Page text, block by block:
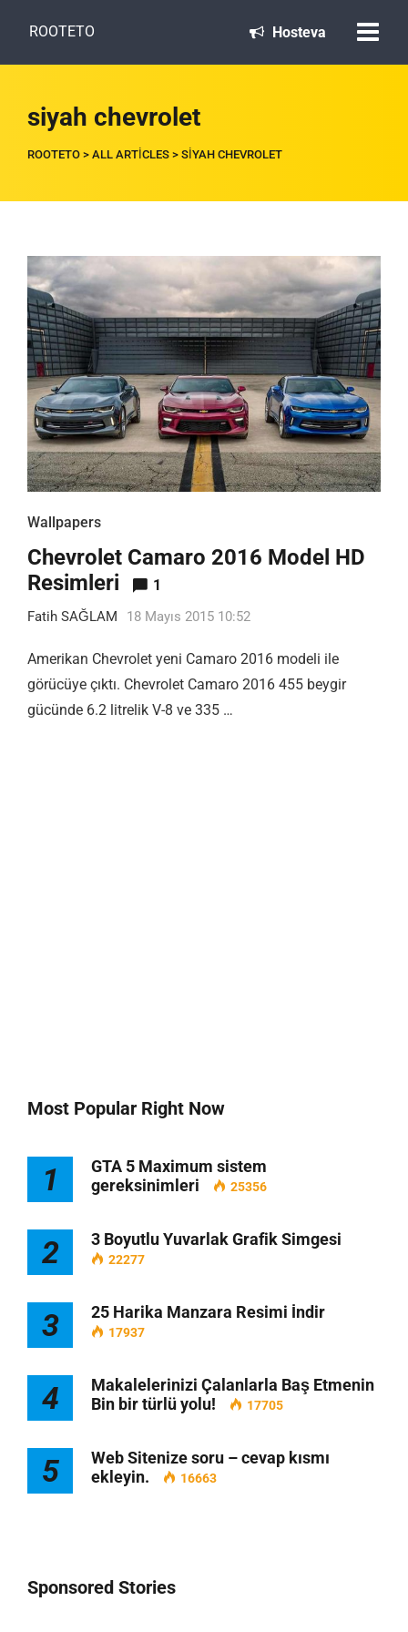
ROOTETO Hosteva
siyah chevrolet
ROOTETO > ALL ARTICLES > SIYAH CHEVROLET
Wallpapers
Chevrolet Camaro 2016 Model HD
Resimleri
1
Fatih SAĞLAM 18 Mayıs 2015 10:52
Amerikan Chevrolet yeni Camaro 2016 modeli ile
görücüye çıktı. Chevrolet Camaro 2016 455 beygir
gücünde 6.2 litrelik V-8 ve 335 …
Most Popular Right Now
1
GTA 5 Maximum sistem
gereksinimleri
25356
2 3 Boyutlu Yuvarlak Grafik Simgesi
22277
3 25 Harika Manzara Resimi İndir
17937
4
Makalelerinizi Çalanlarla Baş Etmenin
Bin bir türlü yolu!
17705
5
Web Sitenize soru – cevap kısmı
ekleyin.
16663
Sponsored Stories